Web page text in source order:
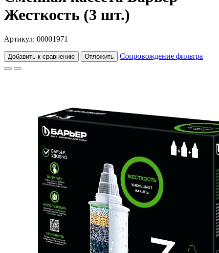
Жесткость (3 шт.)
Артикул: 00001971
Добавить к сравнению Отложить Сопровождение фильтра